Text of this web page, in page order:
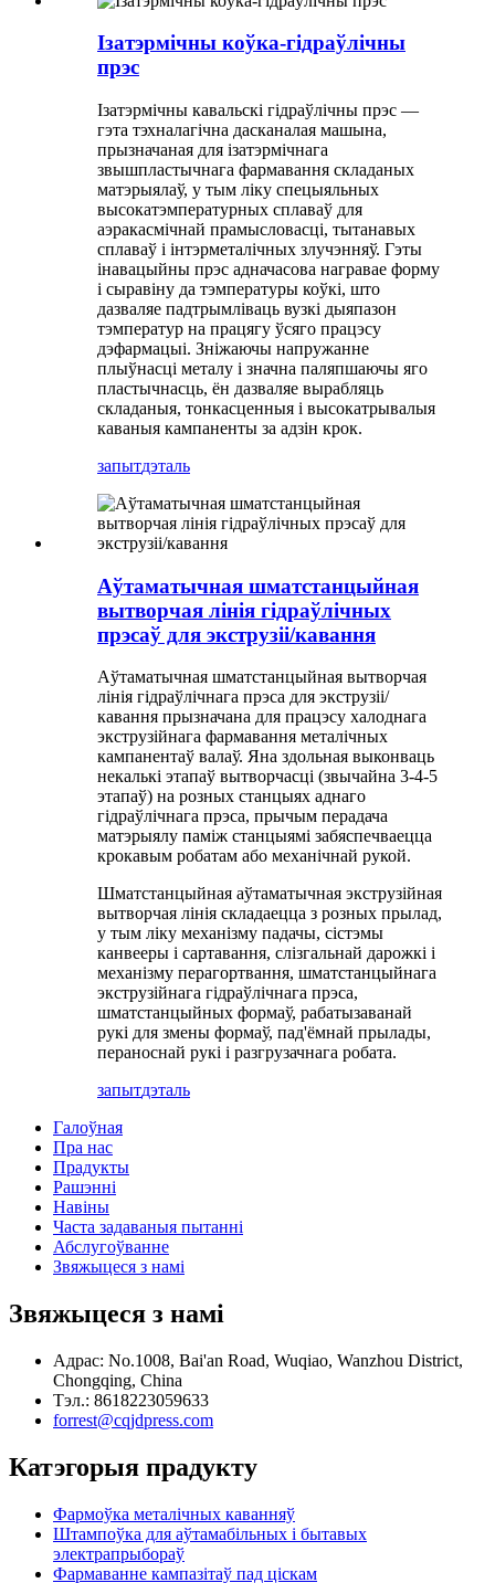
Ізатэрмічны коўка-гідраўлічны
прэс
Ізатэрмічны кавальскі гідраўлічны прэс —
гэта тэхналагічна дасканалая машына,
прызначаная для ізатэрмічнага
звышпластычнага фармавання складаных
матэрыялаў, у тым ліку спецыяльных
высокатэмпературных сплаваў для
аэракасмічнай прамысловасці, тытанавых
сплаваў і інтэрметалічных злучэнняў. Гэты
інавацыйны прэс адначасова награвае форму
і сыравіну да тэмпературы коўкі, што
дазваляе падтрымліваць вузкі дыяпазон
тэмператур на працягу ўсяго працэсу
дэфармацыі. Зніжаючы напружанне
плыўнасці металу і значна паляпшаючы яго
пластычнасць, ён дазваляе вырабляць
складаныя, тонкасценныя і высокатрывалыя
каваныя кампаненты за адзін крок.
запытдэталь
Аўтаматычная шматстанцыйная
вытворчая лінія гідраўлічных
прэсаў для экструзіі/кавання
Аўтаматычная шматстанцыйная вытворчая
лінія гідраўлічнага прэса для экструзіі/
кавання прызначана для працэсу халоднага
экструзійнага фармавання металічных
кампанентаў валаў. Яна здольная выконваць
некалькі этапаў вытворчасці (звычайна 3-4-5
этапаў) на розных станцыях аднаго
гідраўлічнага прэса, прычым перадача
матэрыялу паміж станцыямі забяспечваецца
крокавым робатам або механічнай рукой.
Шматстанцыйная аўтаматычная экструзійная
вытворчая лінія складаецца з розных прылад,
у тым ліку механізму падачы, сістэмы
канвееры і сартавання, слізгальнай дарожкі і
механізму перагортвання, шматстанцыйнага
экструзійнага гідраўлічнага прэса,
шматстанцыйных формаў, рабатызаванай
рукі для змены формаў, пад'ёмнай прылады,
пераноснай рукі і разгрузачнага робата.
запытдэталь
Галоўная
Пра нас
Прадукты
Рашэнні
Навіны
Часта задаваныя пытанні
Абслугоўванне
Звяжыцеся з намі
Звяжыцеся з намі
Адрас: No.1008, Bai'an Road, Wuqiao, Wanzhou District,
Chongqing, China
Тэл.: 8618223059633
forrest@cqjdpress.com
Катэгорыя прадукту
Фармоўка металічных каванняў
Штампоўка для аўтамабільных і бытавых
электрапрыбораў
Фармаванне кампазітаў пад ціскам